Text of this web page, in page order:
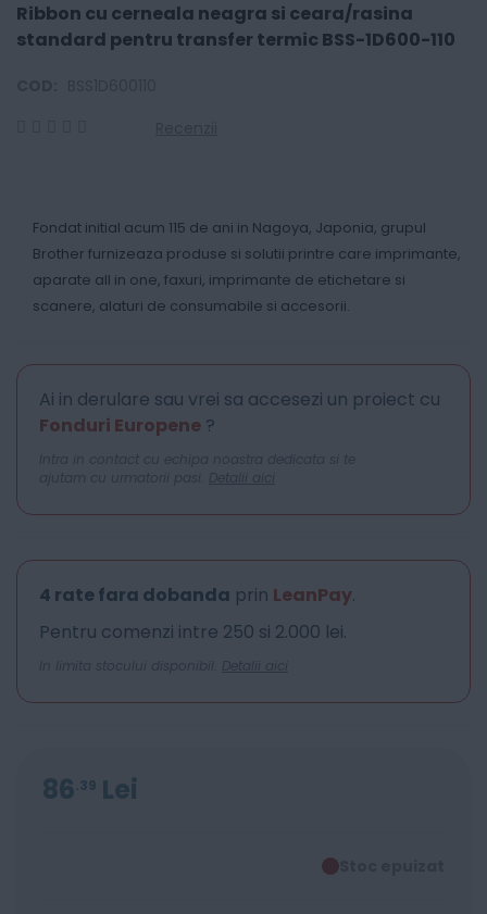
Ribbon cu cerneala neagra si ceara/rasina
standard pentru transfer termic BSS-1D600-110
Fondat initial acum 115 de ani in Nagoya, Japonia, grupul
Brother furnizeaza produse si solutii printre care imprimante,
aparate all in one, faxuri, imprimante de etichetare si
scanere, alaturi de consumabile si accesorii.
Ai in derulare sau vrei sa accesezi un proiect cu
Fonduri Europene ?
Intra in contact cu echipa noastra dedicata si te
ajutam cu urmatorii pasi. Detalii aici
4 rate fara dobanda prin LeanPay.
Pentru comenzi intre 250 si 2.000 lei.
In limita stocului disponibil. Detalii aici
86 39 Lei